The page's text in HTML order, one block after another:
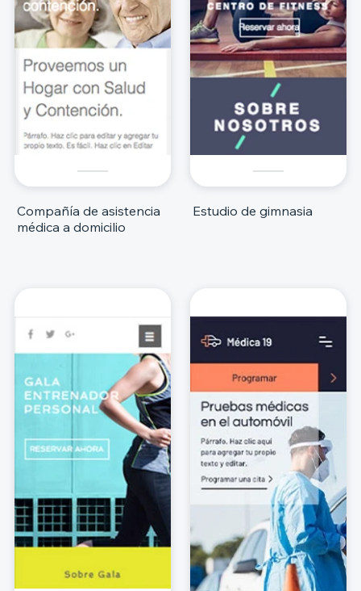
Compañía de asistencia
médica a domicilio
Estudio de gimnasia